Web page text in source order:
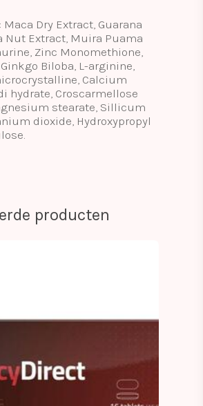
Dry Extract, Guarana
Nut Extract, Muira Puama
Zinc Monomethione,
Biloba, L-arginine,
Calcium
hydrate, Croscarmellose
stearate, Sillicum
dioxide, Hydroxypropyl
producten